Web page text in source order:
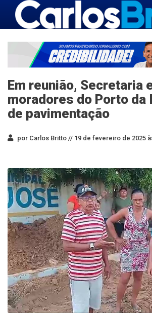
Em reunião, Secretaria
moradores do Porto da
de pavimentação
por Carlos Britto // 19 de fevereiro de 2025